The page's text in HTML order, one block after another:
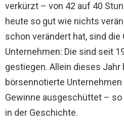
verkürzt – von 42 auf 40
heute so gut wie nichts
schon verändert hat, sind die
Unternehmen: Die sind seit
gestiegen. Allein dieses
börsennotierte Unternehmen
Gewinne ausgeschüttet –
in der Geschichte.